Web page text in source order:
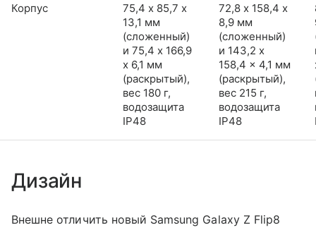
Корпус
75,4 х 85,7 х
13,1 мм
(сложенный)
и 75,4 x 166,9
x 6,1 мм
(раскрытый),
вес 180 г,
водозащита
IP48
72,8 х 158,4 х
8,9 мм
(сложенный)
и 143,2 x
158,4 x 4,1 мм
(раскрытый),
вес 215 г,
водозащита
IP48
Дизайн
Внешне отличить новый Samsung Galaxy Z Flip8